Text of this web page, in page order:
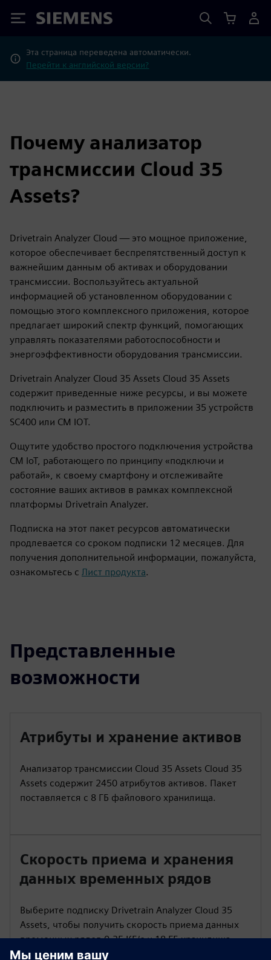
Siemens
Эта страница переведена автоматически.
Перейти к английской версии?
Почему анализатор
трансмиссии Cloud 35
Assets?
Drivetrain Analyzer Cloud — это мощное приложение,
которое обеспечивает беспрепятственный доступ к
важнейшим данным об активах и оборудовании
трансмиссии. Воспользуйтесь актуальной
информацией об установленном оборудовании с
помощью этого комплексного приложения, которое
предлагает широкий спектр функций, помогающих
управлять показателями работоспособности и
энергоэффективности оборудования трансмиссии.
Drivetrain Analyzer Cloud 35 Assets Cloud 35 Assets
содержит приведенные ниже ресурсы, и вы можете
подключить и разместить в приложении 35 устройств
SC400 или CM IOT.
Ощутите удобство простого подключения устройства
CM IoT, работающего по принципу «подключи и
работай», к своему смартфону и отслеживайте
состояние ваших активов в рамках комплексной
платформы Drivetrain Analyzer.
Подписка на этот пакет ресурсов автоматически
продлевается со сроком подписки 12 месяцев. Для
получения дополнительной информации, пожалуйста,
ознакомьтесь с Лист продукта.
Представленные
возможности
Атрибуты и хранение активов
Анализатор трансмиссии Cloud 35 Assets Cloud 35
Assets содержит 2450 атрибутов активов. Пакет
поставляется с 8 ГБ файлового хранилища.
Скорость приема и хранения
данных временных рядов
Выберите подписку Drivetrain Analyzer Cloud 35
Assets, чтобы получить скорость приема данных
временных рядов 0,35 КБ/с и 18 ГБ хранилища
данных временных рядов.